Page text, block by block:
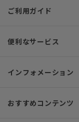
ご利用ガイド
便利なサービス
インフォメーション
おすすめコンテンツ